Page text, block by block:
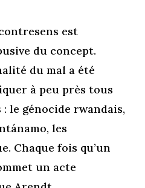
est
du concept.
du mal a été
à peu près tous
le génocide rwandais,
les
Chaque fois qu’un
un acte